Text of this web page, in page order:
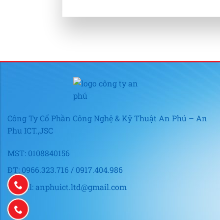
Công Ty Cổ Phần Công Nghệ & Kỹ Thuật An Phú – An
Phu ICT.,JSC
MST: 0108840156
ĐT: 0966.323.716 / 0917.404.986
E-mail: anphuict.ltd@gmail.com